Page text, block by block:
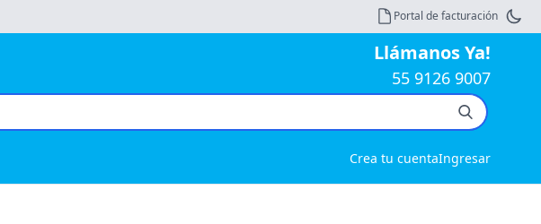
Portal de facturación
Llámanos Ya!
55 9126 9007
Crea tu cuentaIngresar